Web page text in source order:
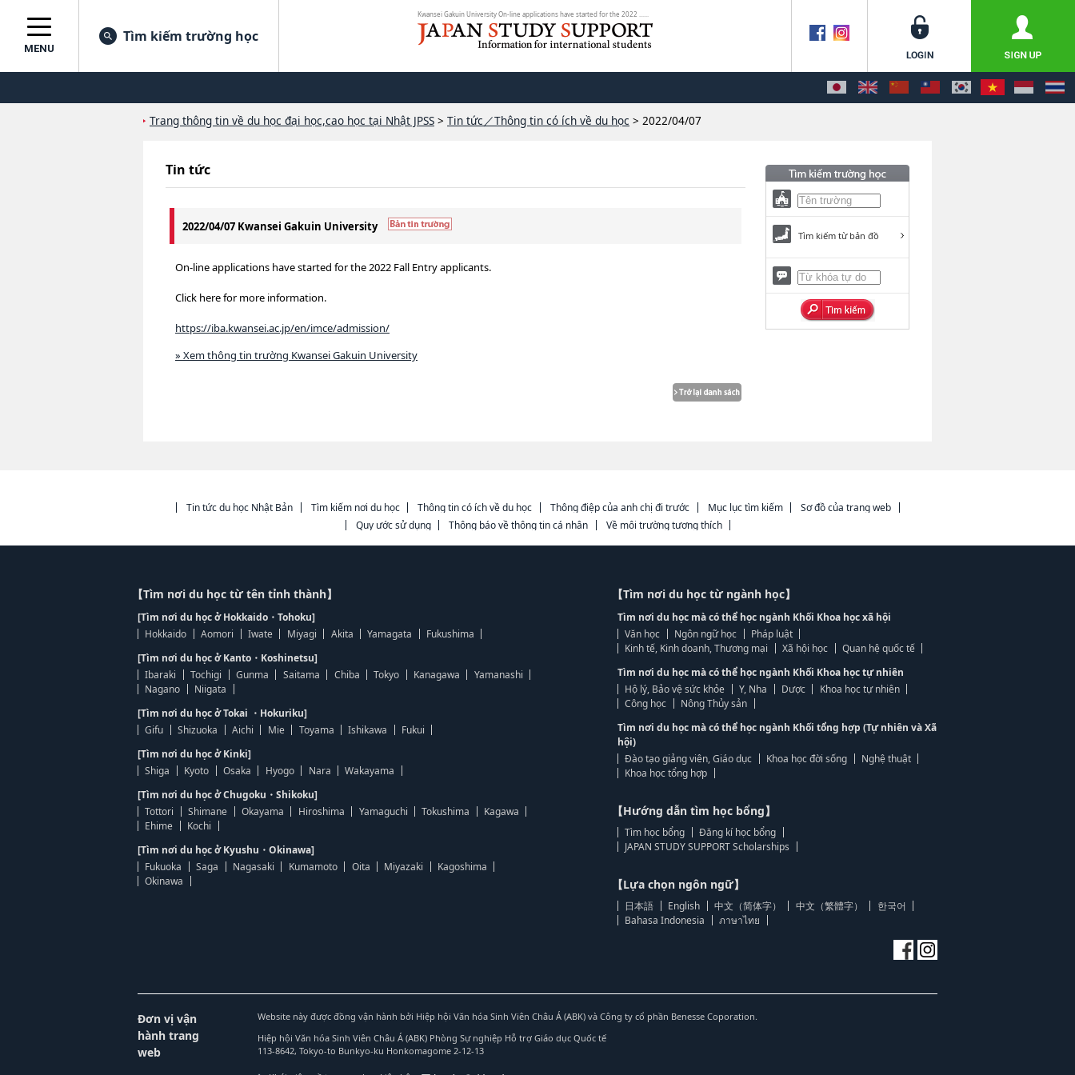
Kwansei Gakuin University On-line applications have started for the 2022 ......
MENU
Tìm kiếm trường học
Trang thông tin về du học đại học,cao học tại Nhật JPSS > Tin tức／Thông tin có ích về du học > 2022/04/07
Tin tức
2022/04/07 Kwansei Gakuin University
On-line applications have started for the 2022 Fall Entry applicants.
Click here for more information.
https://iba.kwansei.ac.jp/en/imce/admission/
» Xem thông tin trường Kwansei Gakuin University
Tìm kiếm từ bản đồ
Tin tức du học Nhật Bản Tìm kiếm nơi du học Thông tin có ích về du học Thông điệp của anh chị đi trước Mục lục tìm kiếm
Sơ đồ của trang web
Quy ước sử dụng
Thông báo về thông tin cá nhân Về môi trường tương thích
【Tìm nơi du học từ tên tỉnh thành】
[Tìm nơi du học ở Hokkaido・Tohoku]
Hokkaido
Aomori Iwate Miyagi Akita Yamagata
Fukushima
[Tìm nơi du học ở Kanto・Koshinetsu]
Ibaraki
Tochigi Gunma Saitama Chiba Tokyo Kanagawa
Yamanashi
Nagano
Niigata
[Tìm nơi du học ở Tokai ・Hokuriku]
Gifu
Shizuoka Aichi Mie Toyama Ishikawa
Fukui
[Tìm nơi du học ở Kinki]
Shiga
Kyoto Osaka Hyogo Nara
Wakayama
[Tìm nơi du học ở Chugoku・Shikoku]
Tottori
Shimane Okayama Hiroshima Yamaguchi Tokushima
Kagawa
Ehime
Kochi
[Tìm nơi du học ở Kyushu・Okinawa]
Fukuoka
Saga Nagasaki Kumamoto Oita Miyazaki
Kagoshima
Okinawa
【Tìm nơi du học từ ngành học】
Tìm nơi du học mà có thể học ngành Khối Khoa học xã hội
Văn học
Ngôn ngữ học
Pháp luật
Kinh tế, Kinh doanh, Thương mại
Xã hội học
Quan hệ quốc tế
Tìm nơi du học mà có thể học ngành Khối Khoa học tự nhiên
Hộ lý, Bảo vệ sức khỏe
Y, Nha Dược
Khoa học tự nhiên
Công học
Nông Thủy sản
Tìm nơi du học mà có thể học ngành Khối tổng hợp (Tự nhiên và Xã
hội)
Đào tạo giảng viên, Giáo dục
Khoa học đời sống
Nghệ thuật
Khoa học tổng hợp
【Hướng dẫn tìm học bổng】
Tìm học bổng
Đăng kí học bổng
JAPAN STUDY SUPPORT Scholarships
【Lựa chọn ngôn ngữ】
日本語 English 中文（简体字） 中文（繁體字）
한국어
Bahasa Indonesia
ภาษาไทย
Đơn vị vận
hành trang
web
Website này được đồng vận hành bởi Hiệp hội Văn hóa Sinh Viên Châu Á (ABK) và Công ty cổ phần Benesse Coporation.
Hiệp hội Văn hóa Sinh Viên Châu Á (ABK) Phòng Sự nghiệp Hỗ trợ Giáo dục Quốc tế
113-8642, Tokyo-to Bunkyo-ku Honkomagome 2-12-13